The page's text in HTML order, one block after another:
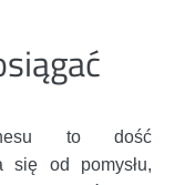
to dość
się od pomysłu,